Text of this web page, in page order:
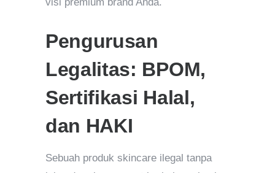
visi premium brand Anda.
Pengurusan
Legalitas: BPOM,
Sertifikasi Halal,
dan HAKI
Sebuah produk skincare ilegal tanpa